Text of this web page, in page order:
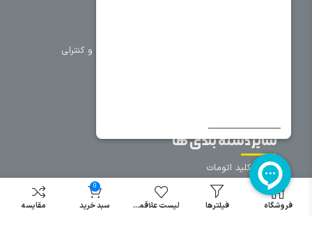
تجهیزات حفاظتی و کنترلی
سایر دسته بندی ها
خرید کلید اتومات
خرید کنتاکتور
خرید فیوز
فروشگاه فیلترها لیست علاقمندی
0
سبد خرید مقایسه